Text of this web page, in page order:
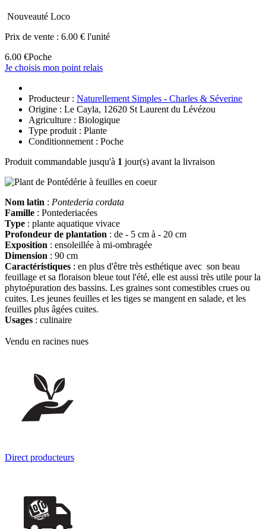
Nouveauté Loco
Prix de vente : 6.00 € l'unité
6.00 €Poche
Je choisis mon point relais
Producteur : Naturellement Simples - Charles & Séverine
Origine : Le Cayla, 12620 St Laurent du Lévézou
Agriculture : Biologique
Type produit : Plante
Conditionnement : Poche
Produit commandable jusqu'à 1 jour(s) avant la livraison
Nom latin : Pontederia cordata
Famille : Pontederiacées
Type : plante aquatique vivace
Profondeur de plantation : de - 5 cm à - 20 cm
Exposition : ensoleillée à mi-ombragée
Dimension : 90 cm
Caractéristiques : en plus d'être très esthétique avec son beau
feuillage et sa floraison bleue tout l'été, elle est aussi très utile pour la
phytoépuration des bassins. Les graines sont comestibles crues ou
cuites. Les jeunes feuilles et les tiges se mangent en salade, et les
feuilles plus âgées cuites.
Usages : culinaire
Vendu en racines nues
Direct producteurs